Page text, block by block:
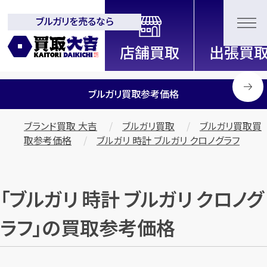
全国2200店舗以上展開中！
信頼と実績の買取専門店「買取大
吉」
ブルガリを売るなら
ブルガリ買取参考価格
ブランド買取 大吉 ブルガリ買取
ブルガリ買取買
取参考価格
ブルガリ 時計 ブルガリ クロノグラフ
「ブルガリ 時計 ブルガリ クロノグ
ラフ」の買取参考価格